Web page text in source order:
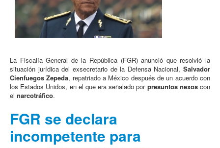
La Fiscalía General de la República (FGR) anunció que resolvió la
situación jurídica del exsecretario de la Defensa Nacional, Salvador
Cienfuegos Zepeda, repatriado a México después de un acuerdo con
los Estados Unidos, en el que era señalado por presuntos nexoscon
el narcotráfico.
FGR se declara
incompetente para